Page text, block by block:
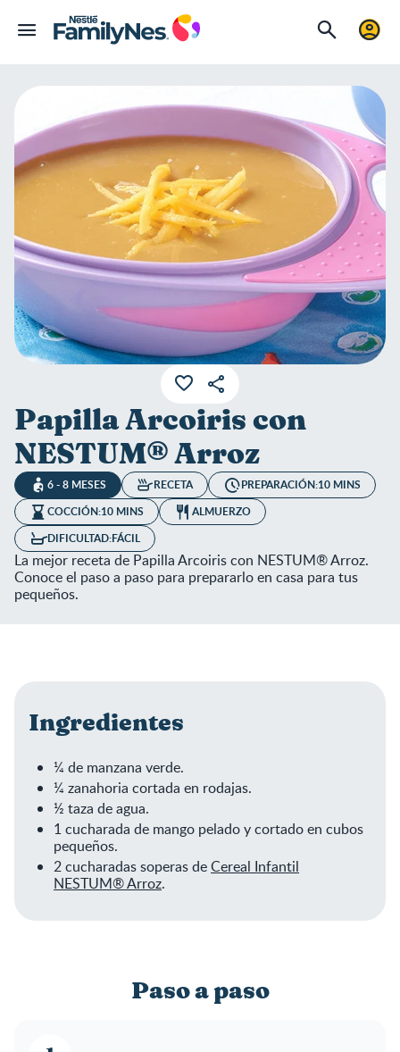
Papilla Arcoiris con
NESTUM® Arroz
6 - 8 MESES RECETA PREPARACIÓN:10 MINS
COCCIÓN:10 MINS
ALMUERZO
DIFICULTAD:FÁCIL
La mejor receta de Papilla Arcoiris con NESTUM® Arroz.
Conoce el paso a paso para prepararlo en casa para tus
pequeños.
Ingredientes
¼ de manzana verde.
¼ zanahoria cortada en rodajas.
½ taza de agua.
1 cucharada de mango pelado y cortado en cubos
pequeños.
2 cucharadas soperas deCereal Infantil
NESTUM® Arroz.
Paso a paso